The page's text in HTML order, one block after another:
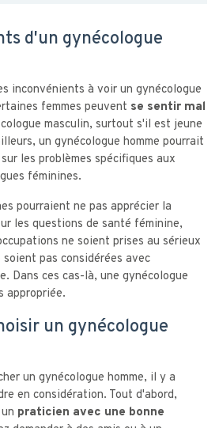
d'un gynécologue
inconvénients à voir un gynécologue
femmes peuvent se sentir mal
masculin, surtout s'il est jeune
un gynécologue homme pourrait
les problèmes spécifiques aux
féminines.
pourraient ne pas apprécier la
les questions de santé féminine,
ne soient prises au sérieux
pas considérées avec
Dans ces cas-là, une gynécologue
appropriée.
un gynécologue
un gynécologue homme, il y a
en considération. Tout d'abord,
praticien avec une bonne